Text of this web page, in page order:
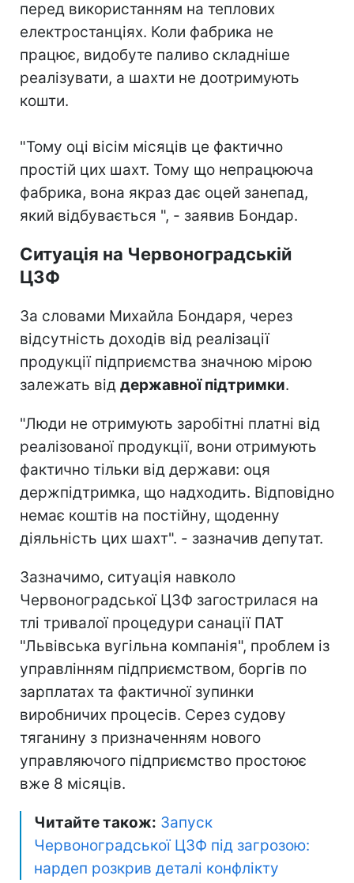
перед використанням на теплових
електростанціях. Коли фабрика не
працює, видобуте паливо складніше
реалізувати, а шахти не доотримують
кошти.
"Тому оці вісім місяців це фактично
простій цих шахт. Тому що непрацююча
фабрика, вона якраз дає оцей занепад,
який відбувається ", - заявив Бондар.
Ситуація на Червоноградській
ЦЗФ
За словами Михайла Бондаря, через
відсутність доходів від реалізації
продукції підприємства значною мірою
залежать від державної підтримки.
"Люди не отримують заробітні платні від
реалізованої продукції, вони отримують
фактично тільки від держави: оця
держпідтримка, що надходить. Відповідно
немає коштів на постійну, щоденну
діяльність цих шахт". - зазначив депутат.
Зазначимо, ситуація навколо
Червоноградської ЦЗФ загострилася на
тлі тривалої процедури санації ПАТ
"Львівська вугільна компанія", проблем із
управлінням підприємством, боргів по
зарплатах та фактичної зупинки
виробничих процесів. Серез судову
тяганину з призначенням нового
управляючого підприємство простоює
вже 8 місяців.
Читайте також: Запуск
Червоноградської ЦЗФ під загрозою:
нардеп розкрив деталі конфлікту